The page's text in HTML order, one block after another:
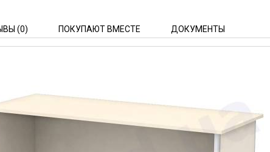
(0) ПОКУПАЮТ ВМЕСТЕ ДОКУМЕНТЫ